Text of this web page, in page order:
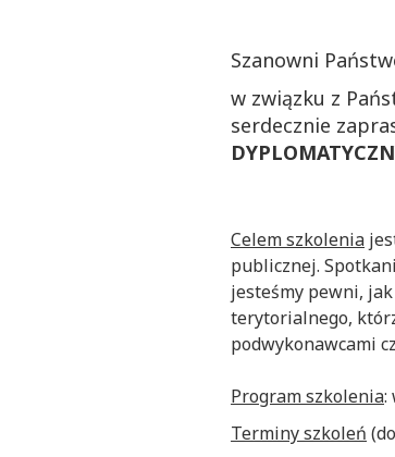
Szanowni
w związku z
serdecznie
Celem szkolenia
publicznej.
jesteśmy pewni,
terytorialnego,
podwykonawcami
Program szkolenia:
Terminy szkoleń